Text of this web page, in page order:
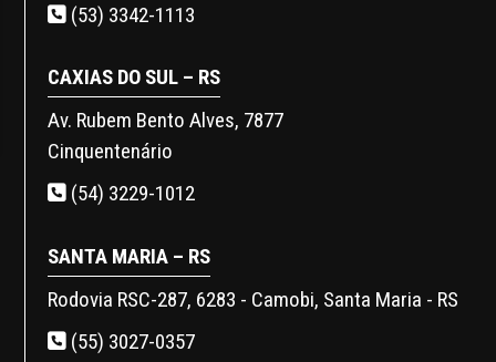
(53) 3342-1113
CAXIAS DO SUL – RS
Av. Rubem Bento Alves, 7877
Cinquentenário
(54) 3229-1012
SANTA MARIA – RS
Rodovia RSC-287, 6283 - Camobi, Santa Maria - RS
(55) 3027-0357